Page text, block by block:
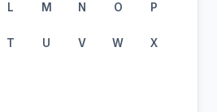
L M N O P
T U V W X